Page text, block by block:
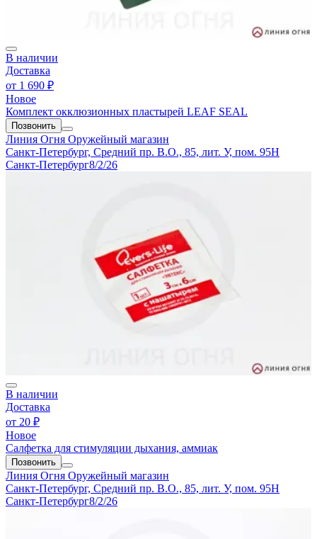
В наличии
Доставка
от 1 690 ₽
Новое
Комплект окклюзионных пластырей LEAF SEAL
Позвонить
Линия Огня Оружейный магазин
Санкт-Петербург, Средний пр. В.О., 85, лит. У, пом. 95Н
Санкт-Петербург8/2/26
В наличии
Доставка
от 20 ₽
Новое
Салфетка для стимуляции дыхания, аммиак
Позвонить
Линия Огня Оружейный магазин
Санкт-Петербург, Средний пр. В.О., 85, лит. У, пом. 95Н
Санкт-Петербург8/2/26